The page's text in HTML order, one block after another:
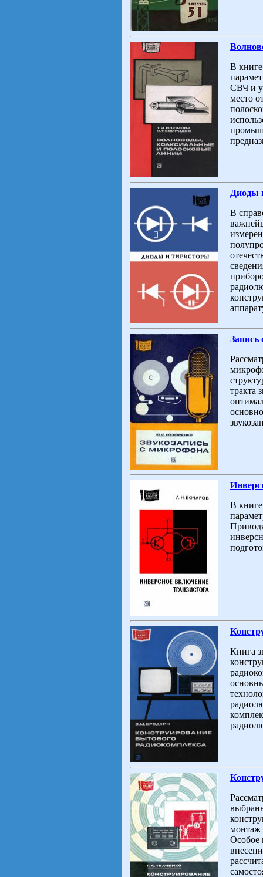
В
СВЧ и
место
Диоды
В
Запись
тракта
В книге
Книга
монтаж
Особое